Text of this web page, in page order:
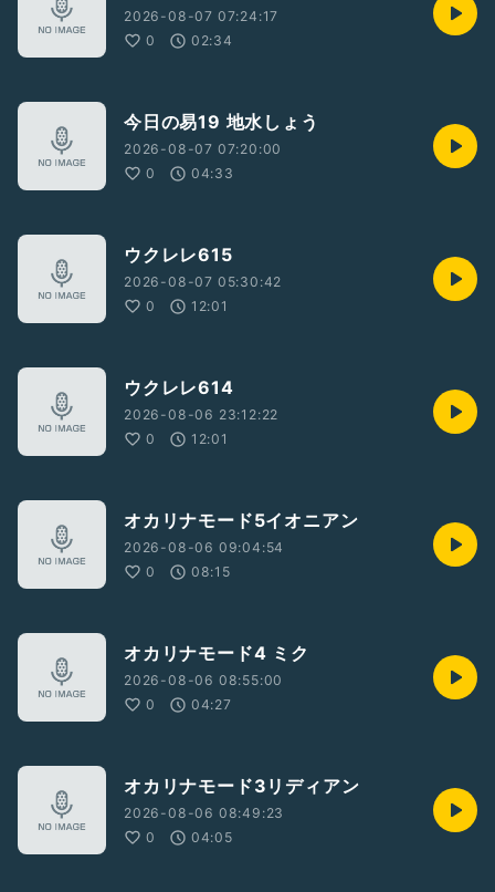
2026-08-07 07:24:17
0
02:34
今日の易19 地水しょう
2026-08-07 07:20:00
0
04:33
ウクレレ615
2026-08-07 05:30:42
0
12:01
ウクレレ614
2026-08-06 23:12:22
0
12:01
オカリナモード5イオニアン
2026-08-06 09:04:54
0
08:15
オカリナモード4 ミク
2026-08-06 08:55:00
0
04:27
オカリナモード3リディアン
2026-08-06 08:49:23
0
04:05